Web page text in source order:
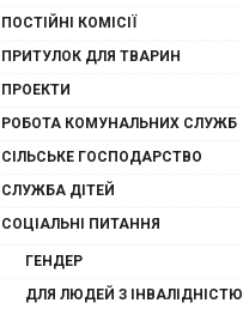
ПОСТІЙНІ КОМІСІЇ
ПРИТУЛОК ДЛЯ ТВАРИН
ПРОЕКТИ
РОБОТА КОМУНАЛЬНИХ СЛУЖБ
СІЛЬСЬКЕ ГОСПОДАРСТВО
СЛУЖБА ДІТЕЙ
СОЦІАЛЬНІ ПИТАННЯ
ГЕНДЕР
ДЛЯ ЛЮДЕЙ З ІНВАЛІДНІСТЮ